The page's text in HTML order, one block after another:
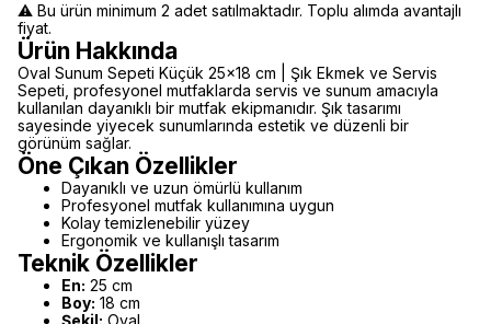
⚠️ Bu ürün minimum 2 adet satılmaktadır. Toplu alımda avantajlı
fiyat.
Ürün Hakkında
Oval Sunum Sepeti Küçük 25x18 cm | Şık Ekmek ve Servis
Sepeti, profesyonel mutfaklarda servis ve sunum amacıyla
kullanılan dayanıklı bir mutfak ekipmanıdır. Şık tasarımı
sayesinde yiyecek sunumlarında estetik ve düzenli bir
görünüm sağlar.
Öne Çıkan Özellikler
Dayanıklı ve uzun ömürlü kullanım
Profesyonel mutfak kullanımına uygun
Kolay temizlenebilir yüzey
Ergonomik ve kullanışlı tasarım
Teknik Özellikler
En: 25 cm
Boy: 18 cm
Şekil: Oval